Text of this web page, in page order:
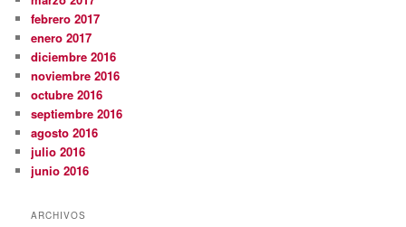
febrero 2017
enero 2017
diciembre 2016
noviembre 2016
octubre 2016
septiembre 2016
agosto 2016
julio 2016
junio 2016
ARCHIVOS